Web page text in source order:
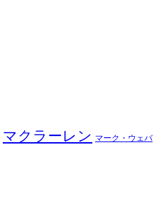
マクラーレン マーク・ウェバ